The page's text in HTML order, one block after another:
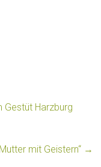
Harzburg
mit Geistern“ →